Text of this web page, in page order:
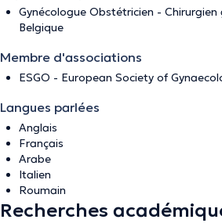
Gynécologue Obstétricien - Chirurgien
Belgique
Membre d'associations
ESGO - European Society of
Langues parlées
Anglais
Français
Arabe
Italien
Roumain
Recherches